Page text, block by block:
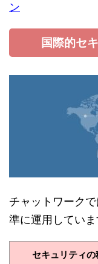
ン
国際的セ
チャットワーク
準に運用していま
セキュリティの